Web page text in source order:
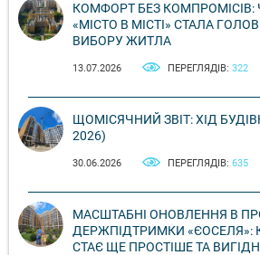
КОМФОРТ БЕЗ
«МІСТО В МІСТІ» СТАЛА
ВИБОРУ ЖИТЛА
13.07.2026 ПЕРЕГЛЯДІВ: 322
ЩОМІСЯЧНИЙ ЗВІТ: ХІД
2026)
30.06.2026 ПЕРЕГЛЯДІВ: 635
МАСШТАБНІ ОНОВЛЕННЯ В
ДЕРЖПІДТРИМКИ «ЄОСЕЛЯ»:
СТАЄ ЩЕ ПРОСТІШЕ ТА